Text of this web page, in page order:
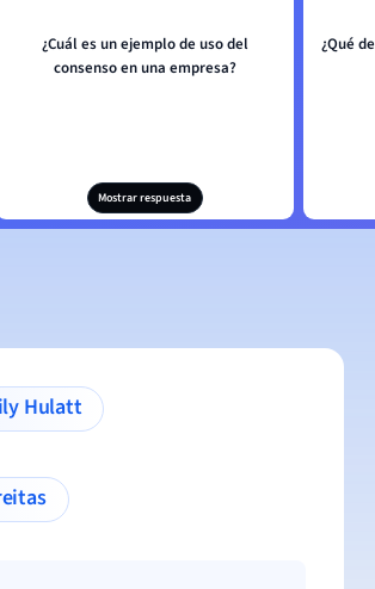
¿Cuál es un ejemplo de uso del
consenso en una empresa?
Mostrar respuesta
¿Qué
Lily Hulatt